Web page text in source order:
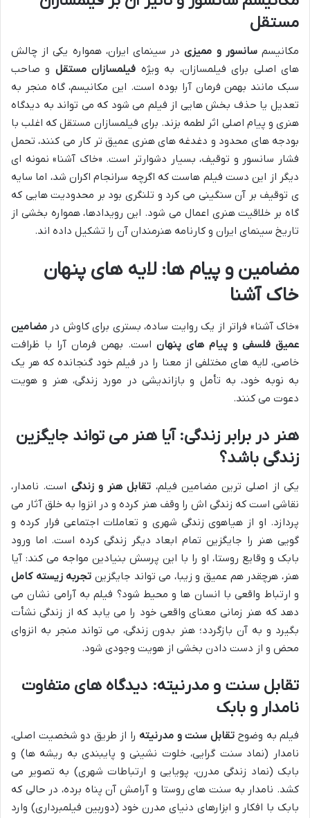
مستقل
مکانیسمسانسور و ممیزیدر سینمای ایران، همواره یکی از چالش
های اصلی برای فیلمسازان، به ویژه فیلمسازان مستقل و صاحب
سبک مانند بهمن فرمان آرا بوده است. این مکانیسم، گاه منجر به
تعدیل یا حذف بخش هایی از فیلم می شود که می تواند به دیدگاه
هنری و پیام اصلی اثر لطمه بزند. برای فیلمسازان مستقل که اغلب با
بودجه های محدود و دغدغه های هنری عمیق تر کار می کنند، تحمل
فشار سانسور و توقیف، بسیار دشوارتر است. «خاک آشنا» نمونه ای
دیگر از این دست فیلم هاست که اگرچه سرانجام اکران شد، اما سایه
ی توقیف بر آن سنگینی می کرد و تلنگری بود بر محدودیت هایی که
گاه بر خلاقیت هنری اعمال می شود. این رویدادها، همواره بخشی از
تاریخ سینمای ایران و کارنامه هنرمندان آن را تشکیل داده اند.
مضامین و پیام ها: لایه های پنهان
خاک آشنا
«خاک آشنا» فراتر از یک روایت ساده، بستری برای کاوش در مضامین
عمیق فلسفی و پیام های پنهان است. بهمن فرمان آرا با ظرافت
خاصی، لایه های مختلفی از معنا را در فیلم خود گنجانده که هر یک
به نوبه خود، به تأمل و بازاندیشی در مورد زندگی، هنر و هویت
دعوت می کنند.
هنر در برابر زندگی: آیا هنر می تواند جایگزین
زندگی باشد؟
یکی از اصلی ترین مضامین فیلم، تقابل هنر و زندگی است. نامدار،
نقاشی است که زندگی اش را وقف هنر کرده و در انزوا به خلق آثار می
پردازد. او از هیاهوی زندگی شهری و تعاملات اجتماعی فرار کرده و
گویی هنر را جایگزین تمام ابعاد دیگر زندگی کرده است. اما ورود
بابک و وقایع روستا، او را با این پرسش بنیادین مواجه می کند: آیا
هنر، هرچقدر هم عمیق و زیبا، می تواند جایگزین تجربه زیسته کامل
و ارتباط واقعی با انسان ها و محیط شود؟ فیلم به آرامی نشان می
دهد که هنر زمانی معنای واقعی خود را می یابد که از زندگی نشأت
بگیرد و به آن بازگردد؛ هنر بدون زندگی، می تواند منجر به انزوای
محض و از دست دادن بخشی از هویت وجودی شود.
تقابل سنت و مدرنیته: دیدگاه های متفاوت
نامدار و بابک
فیلم به وضوحتقابل سنت و مدرنیته را از طریق دو شخصیت اصلی،
نامدار (نماد سنت گرایی، خلوت نشینی و پایبندی به ریشه ها) و
بابک (نماد زندگی مدرن، پویایی و ارتباطات شهری) به تصویر می
کشد. نامدار به سنت های روستا و آرامش آن پناه برده، در حالی که
بابک با افکار و ابزارهای دنیای مدرن خود (دوربین فیلمبرداری) وارد